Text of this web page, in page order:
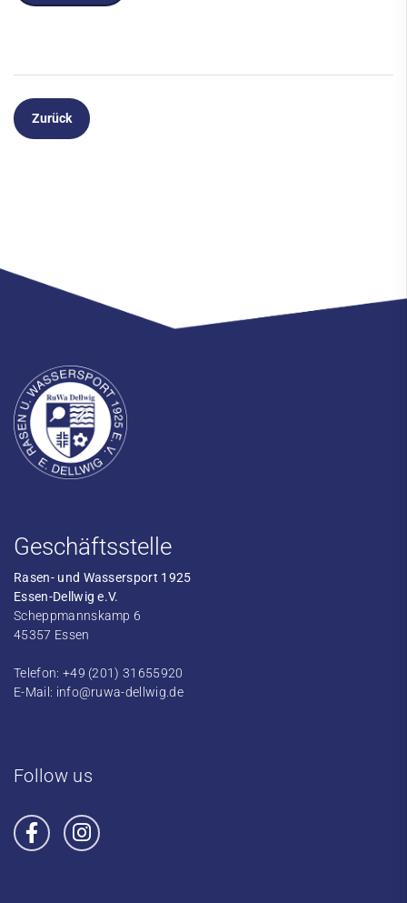
Zurück
Geschäftsstelle
Rasen- und Wassersport 1925
Essen-Dellwig e.V.
Scheppmannskamp 6
45357 Essen
Telefon: +49 (201) 31655920
E-Mail: info@ruwa-dellwig.de
Follow us